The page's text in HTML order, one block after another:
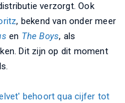
verzorgt. Ook
, bekend van onder meer
en The Boys, als
Dit zijn op dit moment
behoort qua cijfer tot